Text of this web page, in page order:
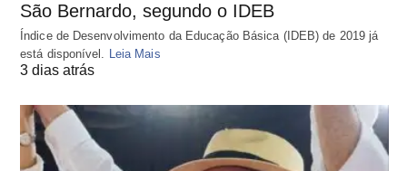
São Bernardo, segundo o IDEB
Índice de Desenvolvimento da Educação Básica (IDEB) de 2019 já
está disponível. Leia Mais
3 dias atrás